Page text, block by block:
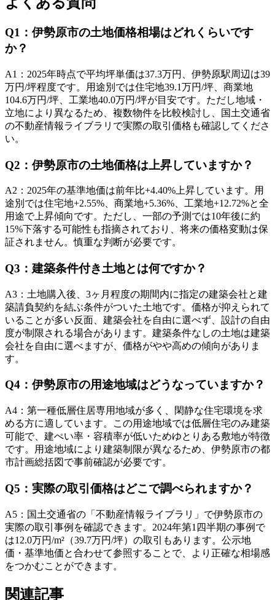
Q1 ： 伊勢原市の土地価格相場はどれくらいです
か？
A1 ： 2025年時点で平均坪単価は37.3万円、伊勢原駅周辺は39
万円/坪程度です。用途別では住宅地39.1万円/坪、商業地
104.6万円/坪、工業地40.0万円/坪が目安です。ただし地域・
立地により異なるため、複数物件を比較検討し、国土交通省
の不動産情報ライブラリで実際の取引価格も確認してくださ
い。
Q2 ： 伊勢原市の土地価格は上昇していますか？
A2 ： 2025年の基準地価は前年比+4.40%上昇しています。用
途別では住宅地+2.55%、商業地+5.36%、工業地+12.72%と全
用途で上昇傾向です。ただし、一部の予測では10年後に約
15%下落する可能性も指摘されており、将来の価格変動は保
証されません。慎重な判断が必要です。
Q3 ： 建築条件付き土地とは何ですか？
A3 ： 土地購入後、3ヶ月程度の期間内に指定の建築会社と建
築請負契約を結ぶ条件がついた土地です。価格が抑えられて
いることが多い反面、建築会社を自由に選べず、設計の自由
度が制限される場合があります。建築条件なしの土地は建築
会社を自由に選べますが、価格がやや高めの傾向がありま
す。
Q4 ： 伊勢原市の用途地域はどうなっていますか？
A4 ： 第一種低層住居専用地域が多く、閑静な住宅環境を求
める方に適しています。この用途地域では低層住宅のみ建築
可能で、建ぺい率・容積率が低いためゆとりある敷地が特徴
です。用途地域により建築制限が異なるため、伊勢原市の都
市計画総括図で事前確認が必要です。
Q5 ： 実際の取引価格はどこで調べられますか？
A5 ： 国土交通省の「不動産情報ライブラリ」で伊勢原市の
実際の取引事例を確認できます。2024年第1四半期の事例で
は12.0万円/m²（39.7万円/坪）の取引もあります。公示地
価・基準地価と合わせて参照することで、より正確な相場感
をつかむことができます。
関連記事